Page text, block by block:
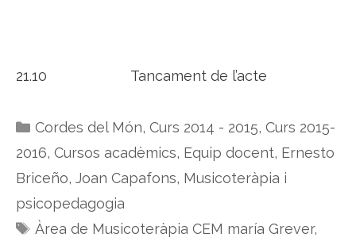
21.10 Tancament de l’acte
Categories
Cordes del Món, Curs 2014 - 2015, Curs 2015-
2016, Cursos acadèmics, Equip docent, Ernesto
Briceño, Joan Capafons, Musicoteràpia i
psicopedagogia
Etiquetes
Àrea de Musicoteràpia CEM maría Grever,